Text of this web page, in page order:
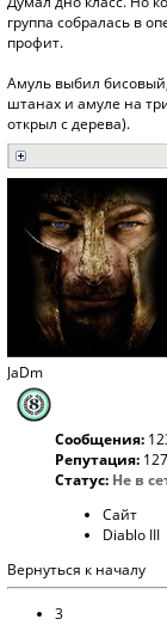
группа собралась в
профит.
Амуль выбил
штанах и амуле на
открыл с дерева).
JaDm
Сообщения:
Репутация:
Статус: Не в
Сайт
Diablo III
Вернуться к началу
3